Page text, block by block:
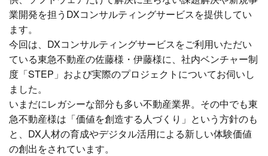
業開発を担うDXコンサルティングサービスを提供してい
ます。
今回は、DXコンサルティングサービスをご利用いただい
ている東急不動産の佐藤様・伊藤様に、社内ベンチャー制
度「STEP」および実際のプロジェクトについてお伺いし
ました。
いまだにレガシーな部分も多い不動産業界。その中でも東
急不動産様は「価値を創造する人づくり」という方針のも
と、DX人材の育成やデジタル活用による新しい体験価値
の創出をされています。